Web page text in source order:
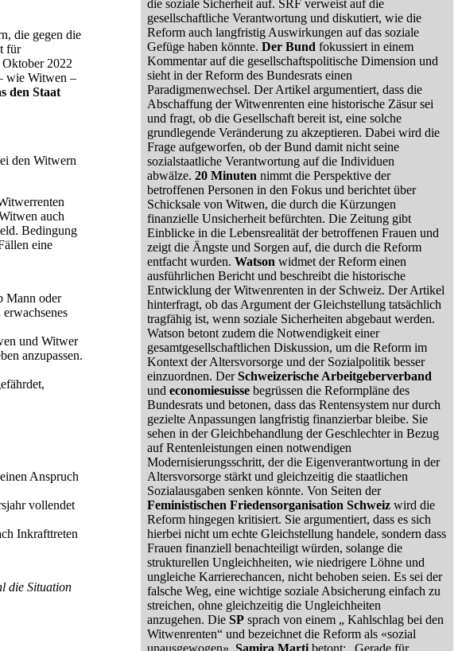
die gegen die
für
2022
wie Witwen –
den Staat
den Witwern
auch
Bedingung
eine
Mann oder
und Witwer
anzupassen.
Anspruch
vollendet
Inkrafttreten
die Situation
die soziale Sicherheit auf. SRF verweist auf die
gesellschaftliche Verantwortung und diskutiert, wie die
Reform auch langfristig Auswirkungen auf das soziale
Gefüge haben könnte. Der Bund fokussiert in einem
Kommentar auf die gesellschaftspolitische Dimension und
sieht in der Reform des Bundesrats einen
Paradigmenwechsel. Der Artikel argumentiert, dass die
Abschaffung der Witwenrenten eine historische Zäsur sei
und fragt, ob die Gesellschaft bereit ist, eine solche
grundlegende Veränderung zu akzeptieren. Dabei wird die
Frage aufgeworfen, ob der Bund damit nicht seine
sozialstaatliche Verantwortung auf die Individuen
abwälze. 20 Minuten nimmt die Perspektive der
betroffenen Personen in den Fokus und berichtet über
Schicksale von Witwen, die durch die Kürzungen
finanzielle Unsicherheit befürchten. Die Zeitung gibt
Einblicke in die Lebensrealität der betroffenen Frauen und
zeigt die Ängste und Sorgen auf, die durch die Reform
entfacht wurden. Watson widmet der Reform einen
ausführlichen Bericht und beschreibt die historische
Entwicklung der Witwenrenten in der Schweiz. Der Artikel
hinterfragt, ob das Argument der Gleichstellung tatsächlich
tragfähig ist, wenn soziale Sicherheiten abgebaut werden.
Watson betont zudem die Notwendigkeit einer
gesamtgesellschaftlichen Diskussion, um die Reform im
Kontext der Altersvorsorge und der Sozialpolitik besser
einzuordnen. DerSchweizerische Arbeitgeberverband
und economiesuissebegrüssen die Reformpläne des
Bundesrats und betonen, dass das Rentensystem nur durch
gezielte Anpassungen langfristig finanzierbar bleibe. Sie
sehen in der Gleichbehandlung der Geschlechter in Bezug
auf Rentenleistungen einen notwendigen
Modernisierungsschritt, der die Eigenverantwortung in der
Altersvorsorge stärkt und gleichzeitig die staatlichen
Sozialausgaben senken könnte. Von Seiten der
Feministischen Friedensorganisation Schweizwird die
Reform hingegen kritisiert. Sie argumentiert, dass es sich
hierbei nicht um echte Gleichstellung handele, sondern dass
Frauen finanziell benachteiligt würden, solange die
strukturellen Ungleichheiten, wie niedrigere Löhne und
ungleiche Karrierechancen, nicht behoben seien. Es sei der
falsche Weg, eine wichtige soziale Absicherung einfach zu
streichen, ohne gleichzeitig die Ungleichheiten
anzugehen. Die SPsprach von einem „ Kahlschlag bei den
Witwenrenten“und bezeichnet die Reform als «sozial
unausgewogen». Samira Martibetont: „Gerade für